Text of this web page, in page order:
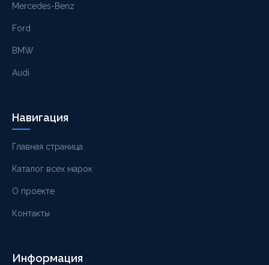
Mercedes-Benz
Ford
BMW
Audi
Навигация
Главная страница
Каталог всех марок
О проекте
Контакты
Информация